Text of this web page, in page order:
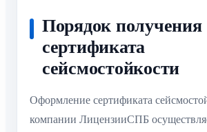
Порядок получения
сертификата
сейсмостойкости
Оформление сертификата
компании ЛицензииСПБ